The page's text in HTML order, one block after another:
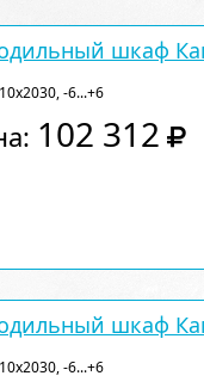
шкаф
-6...+6
102 312
шкаф
-6...+6